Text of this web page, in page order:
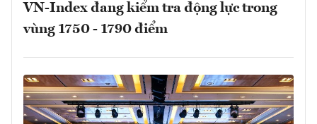
VN-Index đang kiểm tra động lực trong
vùng 1750 - 1790 điểm